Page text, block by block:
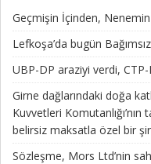
Geçmişin İçinden, Nenemin
Lefkoşa’da bugün
UBP-DP araziyi verdi,
Girne dağlarındaki doğa
Kuvvetleri
belirsiz maksatla özel bir
Sözleşme, Mors Ltd’nin